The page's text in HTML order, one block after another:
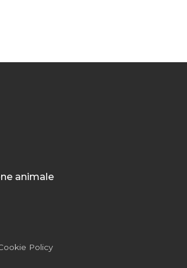
animale
Policy